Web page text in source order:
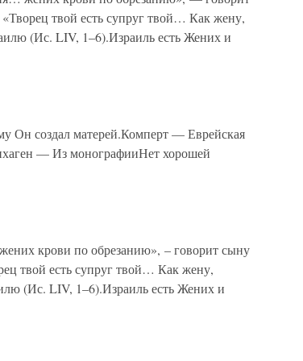
твой есть супруг твой… Как жену,
(Ис. LIV, 1–6).Израиль есть Жених и
Он создал матерей.Комперт — Еврейская
— Из монографииНет хорошей
крови по обрезанию», – говорит сыну
твой есть супруг твой… Как жену,
(Ис. LIV, 1–6).Израиль есть Жених и